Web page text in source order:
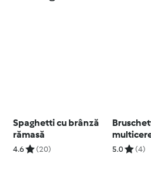
Spaghetti cu brânză
rămasă
4.6 (20)
roșii crude
5.0 (4)